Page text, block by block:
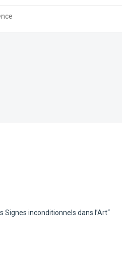
Signes inconditionnels dans l’Art“